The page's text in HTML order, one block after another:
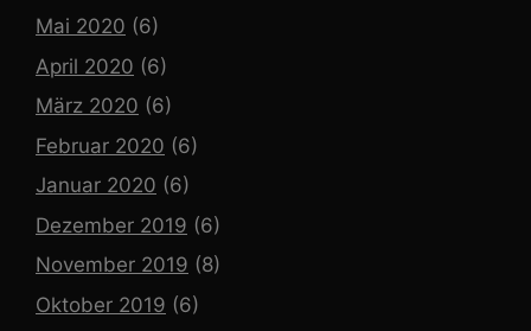
Mai 2020 (6)
April 2020 (6)
März 2020 (6)
Februar 2020 (6)
Januar 2020 (6)
Dezember 2019 (6)
November 2019 (8)
Oktober 2019 (6)